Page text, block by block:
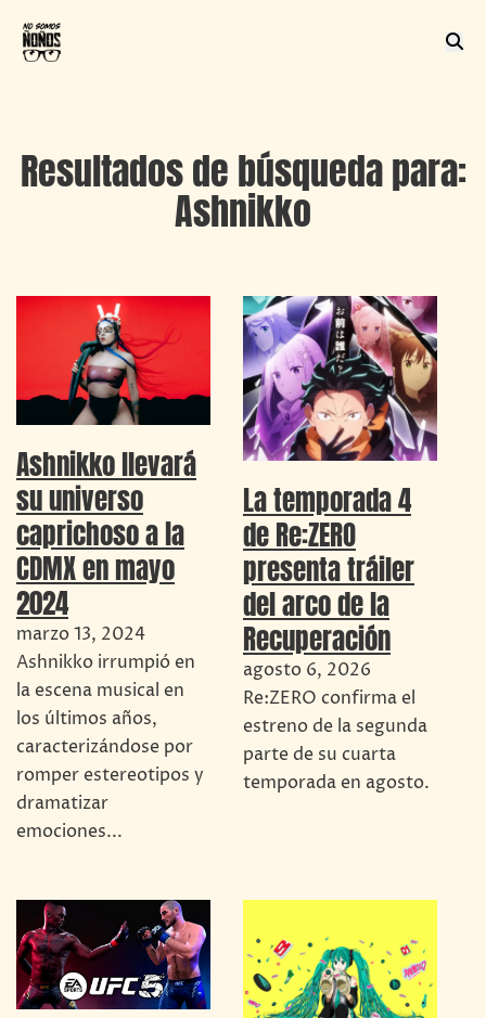
Resultados de búsqueda para:
Ashnikko
Ashnikko llevará
su universo
caprichoso a la
CDMX en mayo
2024
marzo 13, 2024
Ashnikko irrumpió en
la escena musical en
los últimos años,
caracterizándose por
romper estereotipos y
dramatizar
emociones...
La temporada 4
de Re:ZERO
presenta tráiler
del arco de la
Recuperación
agosto 6, 2026
Re:ZERO confirma el
estreno de la segunda
parte de su cuarta
temporada en agosto.